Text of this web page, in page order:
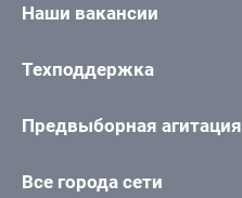
Наши вакансии
Техподдержка
Предвыборная агитация
Все города сети